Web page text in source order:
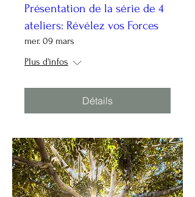
Présentation de la série de 4
ateliers: Révélez vos Forces
mer. 09 mars
Plus d'infos
Détails